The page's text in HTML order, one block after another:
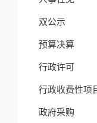
双公示
预算决算
行政许可
行政收费性项
政府采购